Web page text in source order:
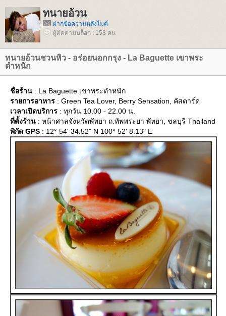
ทนายอ้วน
ฝากข้อความหลังไมค์
ผู้ติดตามบล็อก : 158 คน
ทนายอ้วนชวนหิว - อร่อยนอกกรุง - La Baguette เขาพระ
ตำหนัก
ชื่อร้าน : La Baguette เขาพระตำหนัก
รายการอาหาร : Green Tea Lover, Berry Sensation, คัสตาร์ด
เวลาเปิดบริการ : ทุกวัน 10.00 - 22.00 น.
ที่ตั้งร้าน : หน้าศาลจังหวัดพัทยา ถ.ทัพพระยา พัทยา, ชลบุรี Thailand
พิกัด GPS : 12° 54' 34.52" N 100° 52' 8.13" E